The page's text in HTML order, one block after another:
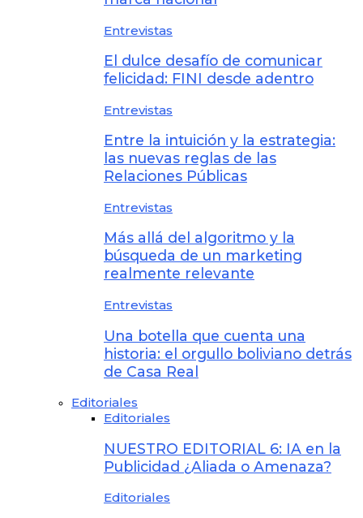
Entrevistas
El dulce desafío de comunicar
felicidad: FINI desde adentro
Entrevistas
Entre la intuición y la estrategia:
las nuevas reglas de las
Relaciones Públicas
Entrevistas
Más allá del algoritmo y la
búsqueda de un marketing
realmente relevante
Entrevistas
Una botella que cuenta una
historia: el orgullo boliviano detrás
de Casa Real
Editoriales
Editoriales
NUESTRO EDITORIAL 6: IA en la
Publicidad ¿Aliada o Amenaza?
Editoriales